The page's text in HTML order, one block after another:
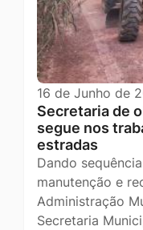
16 de Junho de
Secretaria de
segue nos
estradas
Dando
manutenção e
Administração
Secretaria